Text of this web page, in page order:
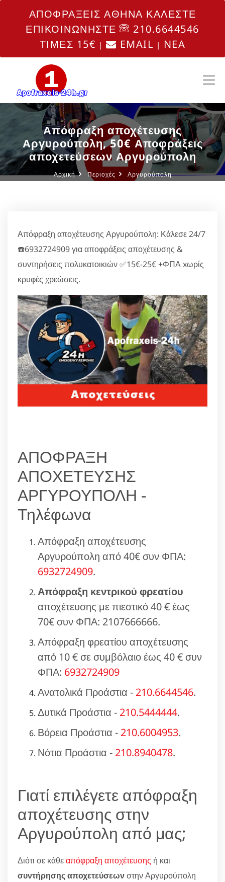
ΑΠΟΦΡΑΞΕΙΣ ΑΘΗΝΑ ΚΑΛΕΣΤΕ
ΕΠΙΚΟΙΝΩΝΗΣΤΕ
210.6644546
ΤΙΜΕΣ 15€ | EMAIL | NEA
Απόφραξη αποχέτευσης
Αργυρούπολη, 50€ Αποφράξεις
αποχετεύσεων Αργυρούπολη
Αρχική Περιοχές Αργυρούπολη
Απόφραξη αποχέτευσης Αργυρούπολη: Κάλεσε 24/7
☎️6932724909 για αποφράξεις αποχέτευσης &
συντηρήσεις πολυκατοικιών ✅15€-25€ +ΦΠΑ xωρίς
κρυφές χρεώσεις.
ΑΠΟΦΡΑΞΗ
ΑΠΟΧΕΤΕΥΣΗΣ
ΑΡΓΥΡΟΥΠΟΛΗ -
Τηλέφωνα
Απόφραξη αποχέτευσης
Αργυρούπολη από 40€ συν ΦΠΑ:
6932724909.
Απόφραξη κεντρικού φρεατίου
αποχέτευσης με πιεστικό 40 € έως
70€ συν ΦΠΑ: 2107666666.
Απόφραξη φρεατίου αποχέτευσης
από 10 € σε συμβόλαιο έως 40 € συν
ΦΠΑ: 6932724909
Ανατολικά Προάστια - 210.6644546.
Δυτικά Προάστια - 210.5444444.
Βόρεια Προάστια - 210.6004953.
Νότια Προάστια - 210.8940478.
Γιατί επιλέγετε απόφραξη
αποχέτευσης στην
Αργυρούπολη από μας;
Διότι σε κάθεαπόφραξη αποχέτευσης ή και
συντήρησης αποχετεύσεωνστην Αργυρούπολη